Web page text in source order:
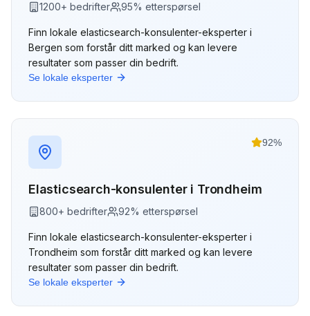
1200+ bedrifter 95% etterspørsel
Finn lokale elasticsearch-konsulenter-eksperter i
Bergen som forstår ditt marked og kan levere
resultater som passer din bedrift.
Se lokale eksperter
92%
Elasticsearch-konsulenteri Trondheim
800+ bedrifter 92% etterspørsel
Finn lokale elasticsearch-konsulenter-eksperter i
Trondheim som forstår ditt marked og kan levere
resultater som passer din bedrift.
Se lokale eksperter